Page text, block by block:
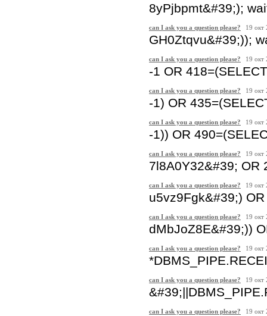
8yPjbpmt&#39;);
can I ask you a question please? 19
GH0Ztqvu&#39;));
can I ask you a question please? 19
-1 OR
can I ask you a question please? 19
-1) OR
can I ask you a question please? 19
-1)) OR
can I ask you a question please? 19
7l8A0Y32&#39; OR
can I ask you a question please? 19
u5vz9Fgk&#39;)
can I ask you a question please? 19
dMbJoZ8E&#39;))
can I ask you a question please? 19
can I ask you a question please? 19
can I ask you a question please? 19